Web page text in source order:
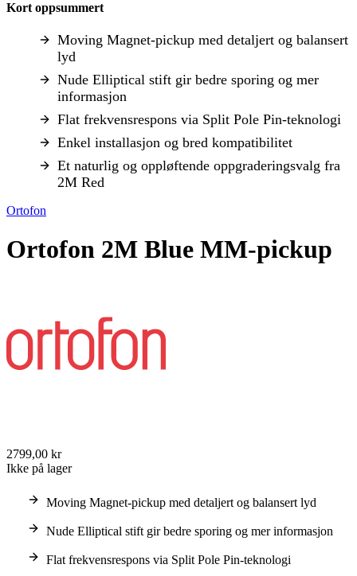
Kort oppsummert
Moving Magnet-pickup med detaljert og balansert
lyd
Nude Elliptical stift gir bedre sporing og mer
informasjon
Flat frekvensrespons via Split Pole Pin-teknologi
Enkel installasjon og bred kompatibilitet
Et naturlig og oppløftende oppgraderingsvalg fra
2M Red
Ortofon
Ortofon 2M Blue MM-pickup
2799,00 kr
Ikke på lager
Moving Magnet-pickup med detaljert og balansert lyd
Nude Elliptical stift gir bedre sporing og mer informasjon
Flat frekvensrespons via Split Pole Pin-teknologi